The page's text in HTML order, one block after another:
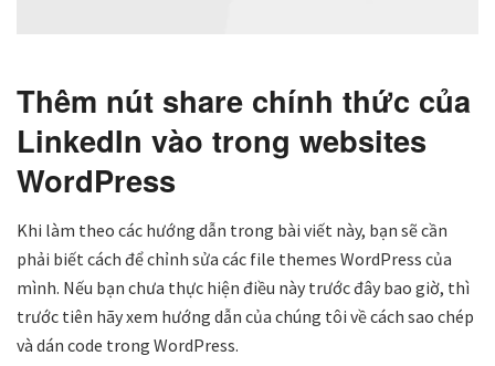
Thêm nút share chính thức của
LinkedIn vào trong websites
WordPress
Khi làm theo các hướng dẫn trong bài viết này, bạn sẽ cần
phải biết cách để chỉnh sửa các file themes WordPress của
mình. Nếu bạn chưa thực hiện điều này trước đây bao giờ, thì
trước tiên hãy xem hướng dẫn của chúng tôi về cách sao chép
và dán code trong WordPress.